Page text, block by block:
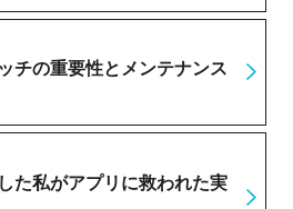
チの重要性とメンテナンス
た私がアプリに救われた実